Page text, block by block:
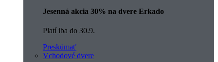
Jesenná akcia 30% na dvere Erkado
Platí iba do 30.9.
Preskúmať
Vchodové dvere